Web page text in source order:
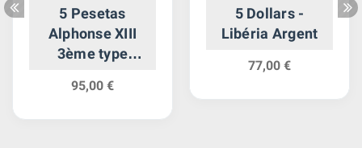
5 Pesetas
Alphonse XIII
3ème type
95,00 €
5 Dollars -
Libéria Argent
77,00 €